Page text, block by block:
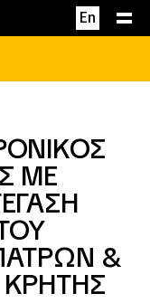
En
ΜΕ
&